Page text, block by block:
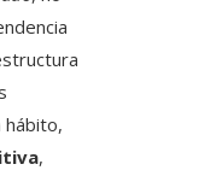
hábito,
,